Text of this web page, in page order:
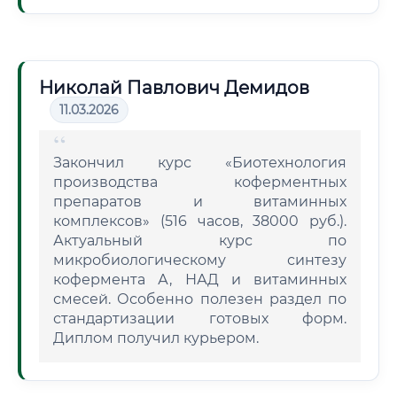
Николай Павлович Демидов
11.03.2026
Закончил курс «Биотехнология
производства коферментных
препаратов и витаминных
комплексов» (516 часов, 38000 руб.).
Актуальный курс по
микробиологическому синтезу
кофермента А, НАД и витаминных
смесей. Особенно полезен раздел по
стандартизации готовых форм.
Диплом получил курьером.